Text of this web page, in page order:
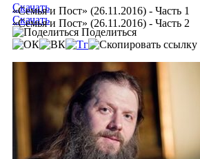
«Семья и Пост» (26.11.2016) - Часть 1
Скачать
«Семья и Пост» (26.11.2016) - Часть 2
Скачать
Поделиться